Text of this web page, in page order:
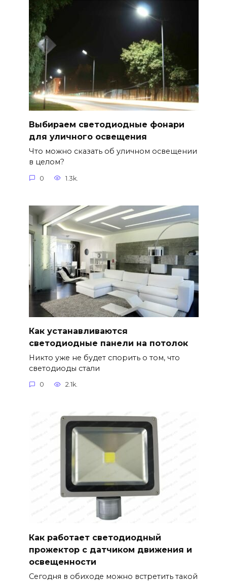
Выбираем светодиодные фонари
для уличного освещения
Что можно сказать об уличном освещении
в целом?
0 1.3k.
Как устанавливаются
светодиодные панели на потолок
Никто уже не будет спорить о том, что
светодиоды стали
0 2.1k.
Как работает светодиодный
прожектор с датчиком движения и
освещенности
Сегодня в обиходе можно встретить такой